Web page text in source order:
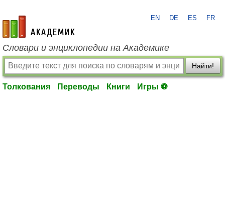
academic.ru
EN DE ES FR
Словари и энциклопедии на Академике
Найти!
Толкования Переводы Книги Игры ⚽